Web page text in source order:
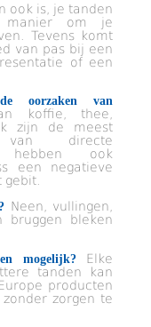
ook is, je tanden
manier om je
Tevens komt
van pas bij een
of een
oorzaken van
koffie, thee,
zijn de meest
van directe
hebben ook
een negatieve
Neen, vullingen,
bruggen bleken
mogelijk?
Elke
tanden kan
producten
zorgen te